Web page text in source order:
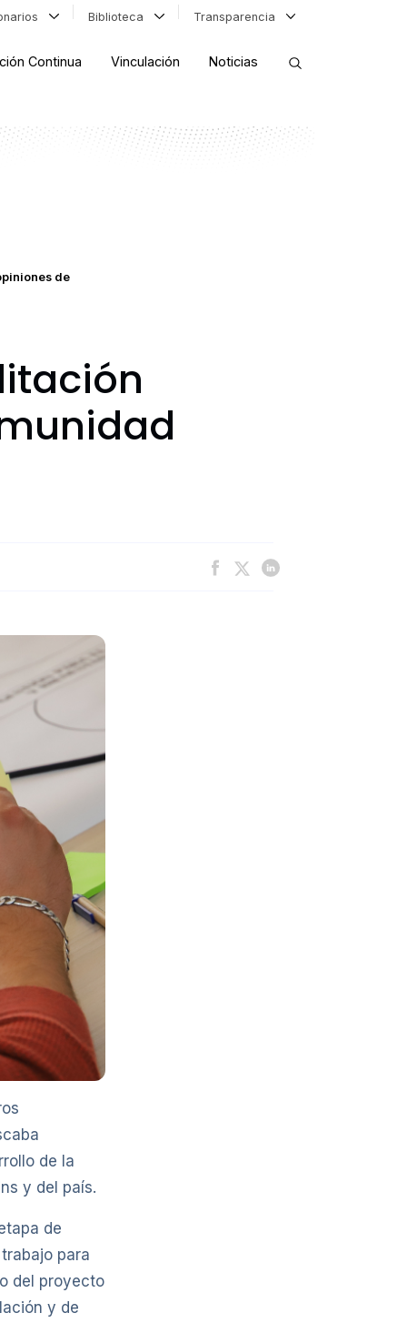
Biblioteca Transparencia
Continua Vinculación Noticias
de
de la
y del país.
de
para
del proyecto
y de